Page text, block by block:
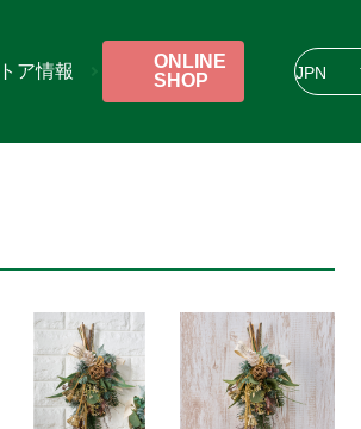
JPN
ア情報
ONLINE
SHOP